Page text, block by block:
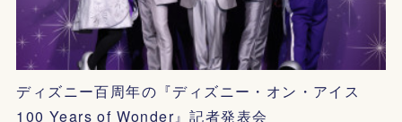
ディズニー百周年の『ディズニー・オン・アイス
100 Years of Wonder』記者発表会